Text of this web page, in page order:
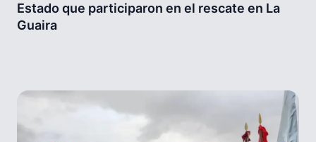
Estado que participaron en el rescate en La
Guaira